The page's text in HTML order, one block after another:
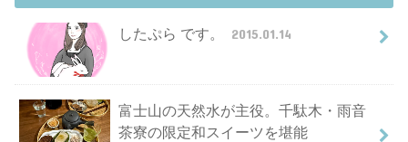
したぷら です。 2015.01.14
富士山の天然水が主役。千駄木・雨音
茶寮の限定和スイーツを堪能